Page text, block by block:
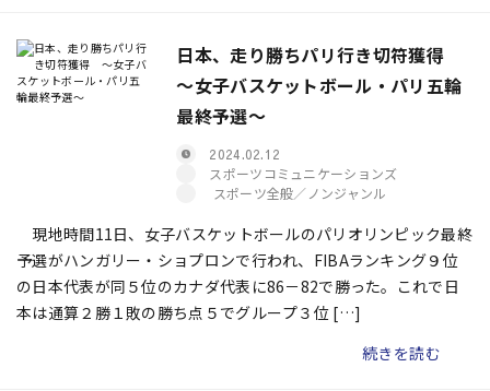
日本、走り勝ちパリ行き切符獲得
～女子バスケットボール・パリ五輪
最終予選～
2024.02.12
スポーツコミュニケーションズ
スポーツ全般／ノンジャンル
現地時間11日、女子バスケットボールのパリオリンピック最終
予選がハンガリー・ショプロンで行われ、FIBAランキング９位
の日本代表が同５位のカナダ代表に86－82で勝った。これで日
本は通算２勝１敗の勝ち点５でグループ３位 […]
続きを読む